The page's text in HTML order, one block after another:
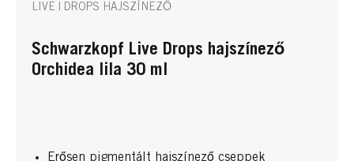
LIVE | DROPS HAJSZÍNEZŐ
Schwarzkopf Live Drops hajszínező
Orchidea lila 30 ml
Erősen pigmentált hajszínező cseppek